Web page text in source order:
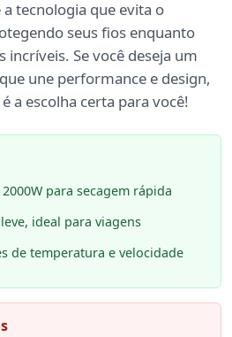
tecnologia que evita o
seus fios enquanto
Se você deseja um
une performance e design,
é a escolha certa para você!
para secagem rápida
ideal para viagens
de temperatura e velocidade